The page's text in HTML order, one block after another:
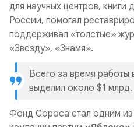
для научных центров, книги
России, помогал
поддерживал «толстые»
«Звезду», «Знамя».
Всего за время
выделил около $1 млрд.
Фонд Сороса стал одним